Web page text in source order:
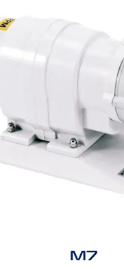
M7